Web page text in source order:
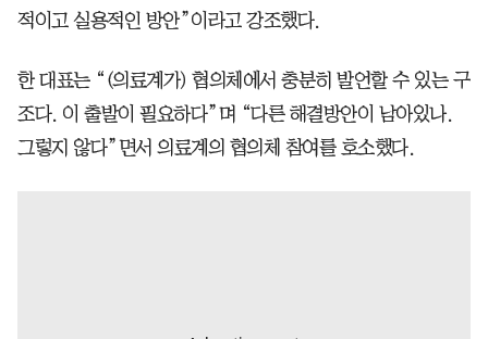
적이고 실용적인 방안”이라고 강조했다.
한 대표는 “(의료계가) 협의체에서 충분히 발언할 수 있는 구
조다. 이 출발이 필요하다”며 “다른 해결방안이 남아있나.
그렇지 않다”면서 의료계의 협의체 참여를 호소했다.